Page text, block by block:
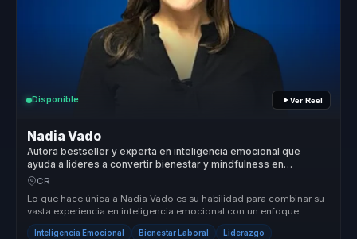
Disponible Ver Reel
Nadia Vado
Autora bestseller y experta en inteligencia emocional que
ayuda a lideres a convertir bienestar y mindfulness en
productividad y entornos saludables.
CR
Lo que hace única a Nadia Vado es su habilidad para combinar su
vasta experiencia en inteligencia emocional con un enfoque
práctico y apl...
Inteligencia Emocional Bienestar Laboral Liderazgo